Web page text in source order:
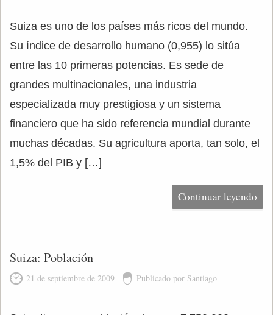
Suiza es uno de los países más ricos del mundo.
Su índice de desarrollo humano (0,955) lo sitúa
entre las 10 primeras potencias. Es sede de
grandes multinacionales, una industria
especializada muy prestigiosa y un sistema
financiero que ha sido referencia mundial durante
muchas décadas. Su agricultura aporta, tan solo, el
1,5% del PIB y […]
Continuar leyendo
Suiza: Población
21 de septiembre de 2009 Publicado por Santiago